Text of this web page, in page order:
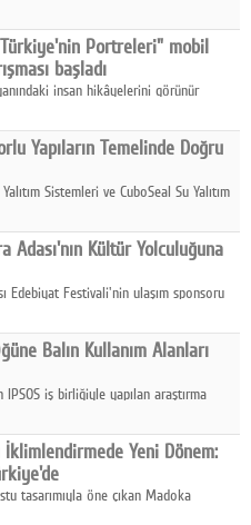
yükseltti.
Portreleri" mobil
başladı
insan hikâyelerini görünür
yaşamını portre fotoğraflarıyla
Yapıların Temelinde Doğru
Sistemleri ve CuboSeal Su Yalıtım
sunuyor.
Adası'nın Kültür Yolculuğuna
Edebiyat Festivali'nin ulaşım sponsoru
Balın Kullanım Alanları
IPSOS iş birliğiyle yapılan araştırma
tercih ettiğini ortaya koyuyor.
İklimlendirmede Yeni Dönem:
tasarımıyla öne çıkan Madoka